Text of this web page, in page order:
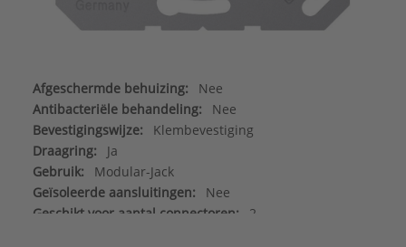
Afgeschermde behuizing:
Nee
Antibacteriële behandeling:
Nee
Bevestigingswijze:
Klembevestiging
Draagring:
Ja
Gebruik:
Modular-Jack
Geïsoleerde aansluitingen:
Nee
Geschikt voor aantal connectoren:
2